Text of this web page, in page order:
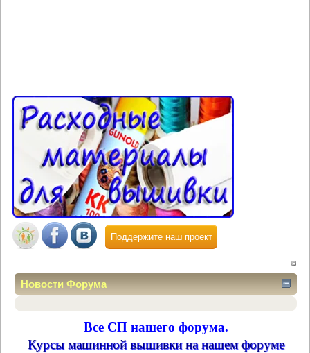
Поддержите наш проект
Новости Форума
Все СП нашего форума.
Курсы машинной вышивки на нашем форуме